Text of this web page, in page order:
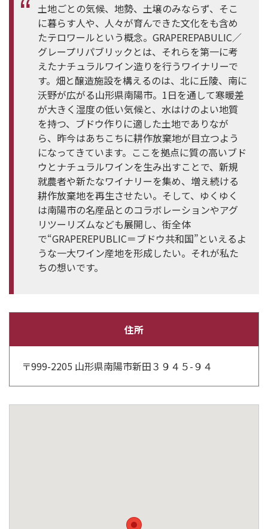
土地ごとの気候、地勢、土壌のみならず、そこ
に暮らす人や、人々が育んできた文化をも含め
たテロワールという概念。GRAPEREPABULIC／
グレープリパブリックとは、それらを第一に考
えたナチュラルワイン造りを行うワイナリーで
す。畑と醸造施設を構えるのは、北に丘陵、南に
沃野が広がる山形県南陽市。1日を通して寒暖差
が大きく湿度の低い気候と、水はけのよい地質
を持つ、ブドウ作りに適した土地でありなが
ら、昨今はあちこちに耕作放棄地が目立つよう
になってきています。ここを拠点に質の高いブド
ウとナチュラルワインを生み出すことで、新規
就農者や新たなワイナリーを集め、増え続ける
耕作放棄地を再生させたい。そして、ゆくゆく
は南陽市の名産品とのコラボレーションやアグ
リツーリズムなども展開し、街全体
で“GRAPEREPUBLIC＝ブドウ共和国”といえるよ
うな一大ワイン産地を形成したい。それが私た
ちの想いです。
住所
〒999-2205 山形県南陽市新田３９４５-９４